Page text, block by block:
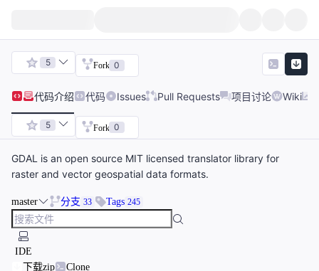
5 Fork 0
代码介绍 代码 Issues Pull Requests 项目讨论 Wiki
5 Fork 0
GDAL is an open source MIT licensed translator library for
raster and vector geospatial data formats.
master 分支 33 Tags 245
IDE
下载zip
Clone